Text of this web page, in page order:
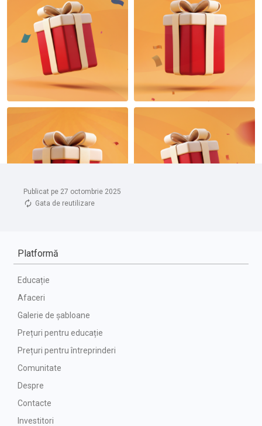
Publicat pe 27 octombrie 2025
Gata de reutilizare
Platformă
Educație
Afaceri
Galerie de șabloane
Prețuri pentru educație
Prețuri pentru întreprinderi
Comunitate
Despre
Contacte
Investitori